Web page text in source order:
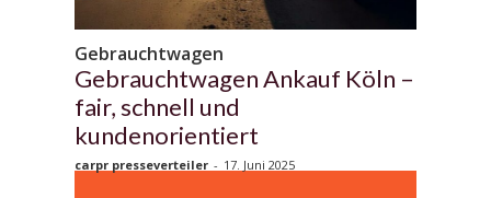
Gebrauchtwagen
Gebrauchtwagen Ankauf Köln –
fair, schnell und
kundenorientiert
carpr presseverteiler - 17. Juni 2025